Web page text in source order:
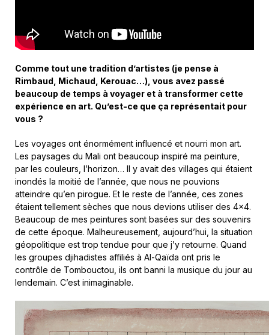
Comme tout une tradition d’artistes (je pense à
Rimbaud, Michaud, Kerouac…), vous avez passé
beaucoup de temps à voyager et à transformer cette
expérience en art. Qu’est-ce que ça représentait pour
vous ?
Les voyages ont énormément influencé et nourri mon art.
Les paysages du Mali ont beaucoup inspiré ma peinture,
par les couleurs, l’horizon… Il y avait des villages qui étaient
inondés la moitié de l’année, que nous ne pouvions
atteindre qu’en pirogue. Et le reste de l’année, ces zones
étaient tellement sèches que nous devions utiliser des 4×4.
Beaucoup de mes peintures sont basées sur des souvenirs
de cette époque. Malheureusement, aujourd’hui, la situation
géopolitique est trop tendue pour que j’y retourne. Quand
les groupes djihadistes affiliés à Al-Qaïda ont pris le
contrôle de Tombouctou, ils ont banni la musique du jour au
lendemain. C’est inimaginable.